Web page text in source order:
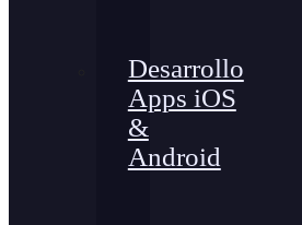
Desarrollo
Apps iOS
&
Android